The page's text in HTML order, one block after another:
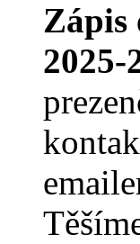
Zápis
2025-